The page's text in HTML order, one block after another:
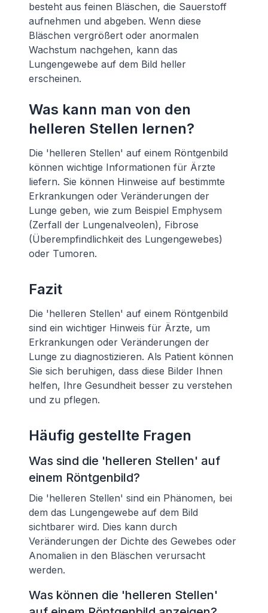
besteht aus feinen Bläschen, die Sauerstoff
aufnehmen und abgeben. Wenn diese
Bläschen vergrößert oder anormalen
Wachstum nachgehen, kann das
Lungengewebe auf dem Bild heller
erscheinen.
Was kann man von den
helleren Stellen lernen?
Die 'helleren Stellen' auf einem Röntgenbild
können wichtige Informationen für Ärzte
liefern. Sie können Hinweise auf bestimmte
Erkrankungen oder Veränderungen der
Lunge geben, wie zum Beispiel Emphysem
(Zerfall der Lungenalveolen), Fibrose
(Überempfindlichkeit des Lungengewebes)
oder Tumoren.
Fazit
Die 'helleren Stellen' auf einem Röntgenbild
sind ein wichtiger Hinweis für Ärzte, um
Erkrankungen oder Veränderungen der
Lunge zu diagnostizieren. Als Patient können
Sie sich beruhigen, dass diese Bilder Ihnen
helfen, Ihre Gesundheit besser zu verstehen
und zu pflegen.
Häufig gestellte Fragen
Was sind die 'helleren Stellen' auf
einem Röntgenbild?
Die 'helleren Stellen' sind ein Phänomen, bei
dem das Lungengewebe auf dem Bild
sichtbarer wird. Dies kann durch
Veränderungen der Dichte des Gewebes oder
Anomalien in den Bläschen verursacht
werden.
Was können die 'helleren Stellen'